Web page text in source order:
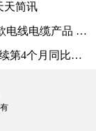
天简讯
缆产品 均合格
比下降:全球视讯